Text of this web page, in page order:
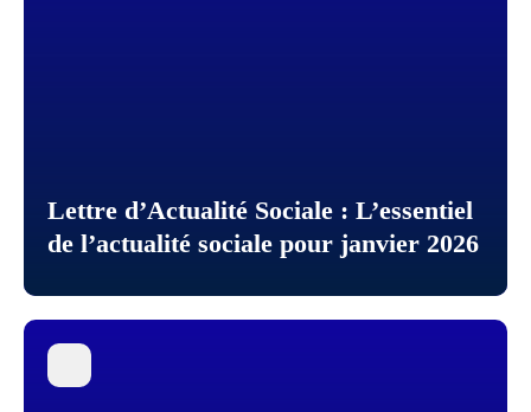
Lettre d’Actualité Sociale : L’essentiel
de l’actualité sociale pour janvier 2026